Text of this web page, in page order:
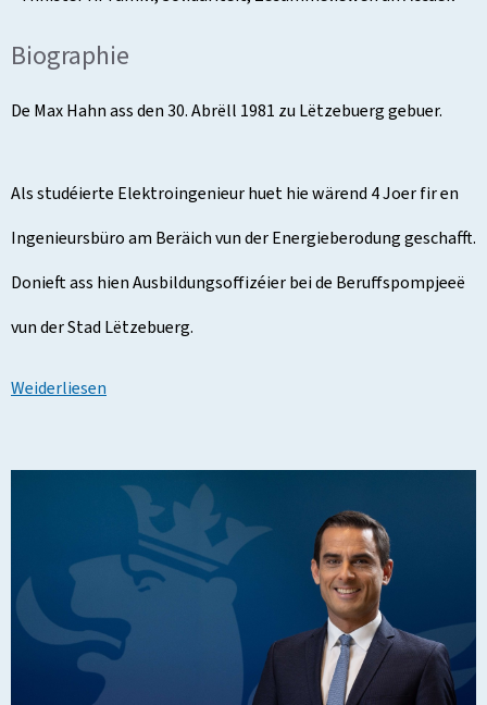
Biographie
De Max Hahn ass den 30. Abrëll 1981 zu Lëtzebuerg gebuer.
Als studéierte Elektroingenieur huet hie wärend 4 Joer fir en
Ingenieursbüro am Beräich vun der Energieberodung geschafft.
Donieft ass hien Ausbildungsoffizéier bei de Beruffspompjeeë
vun der Stad Lëtzebuerg.
Weiderliesen